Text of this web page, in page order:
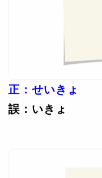
正：せいきょ
誤：いきょ